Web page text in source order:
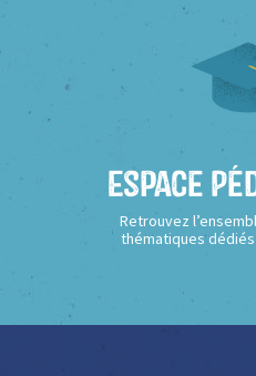
Espace
Retrouvez
thématiques dédiés